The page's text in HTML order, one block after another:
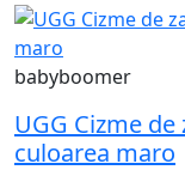
babyboomer
UGG Cizme
culoarea maro